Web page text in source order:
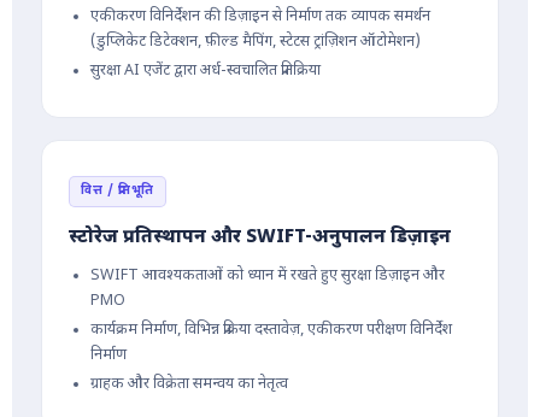
एकीकरण विनिर्देशन की डिज़ाइन से निर्माण तक व्यापक समर्थन
(डुप्लिकेट डिटेक्शन, फ़ील्ड मैपिंग, स्टेटस ट्रांज़िशन ऑटोमेशन)
सुरक्षा AI एजेंट द्वारा अर्ध-स्वचालित प्रतिक्रिया
वित्त / प्रतिभूति
स्टोरेज प्रतिस्थापन और SWIFT-अनुपालन डिज़ाइन
SWIFT आवश्यकताओं को ध्यान में रखते हुए सुरक्षा डिज़ाइन और
PMO
कार्यक्रम निर्माण, विभिन्न प्रक्रिया दस्तावेज़, एकीकरण परीक्षण विनिर्देश
निर्माण
ग्राहक और विक्रेता समन्वय का नेतृत्व